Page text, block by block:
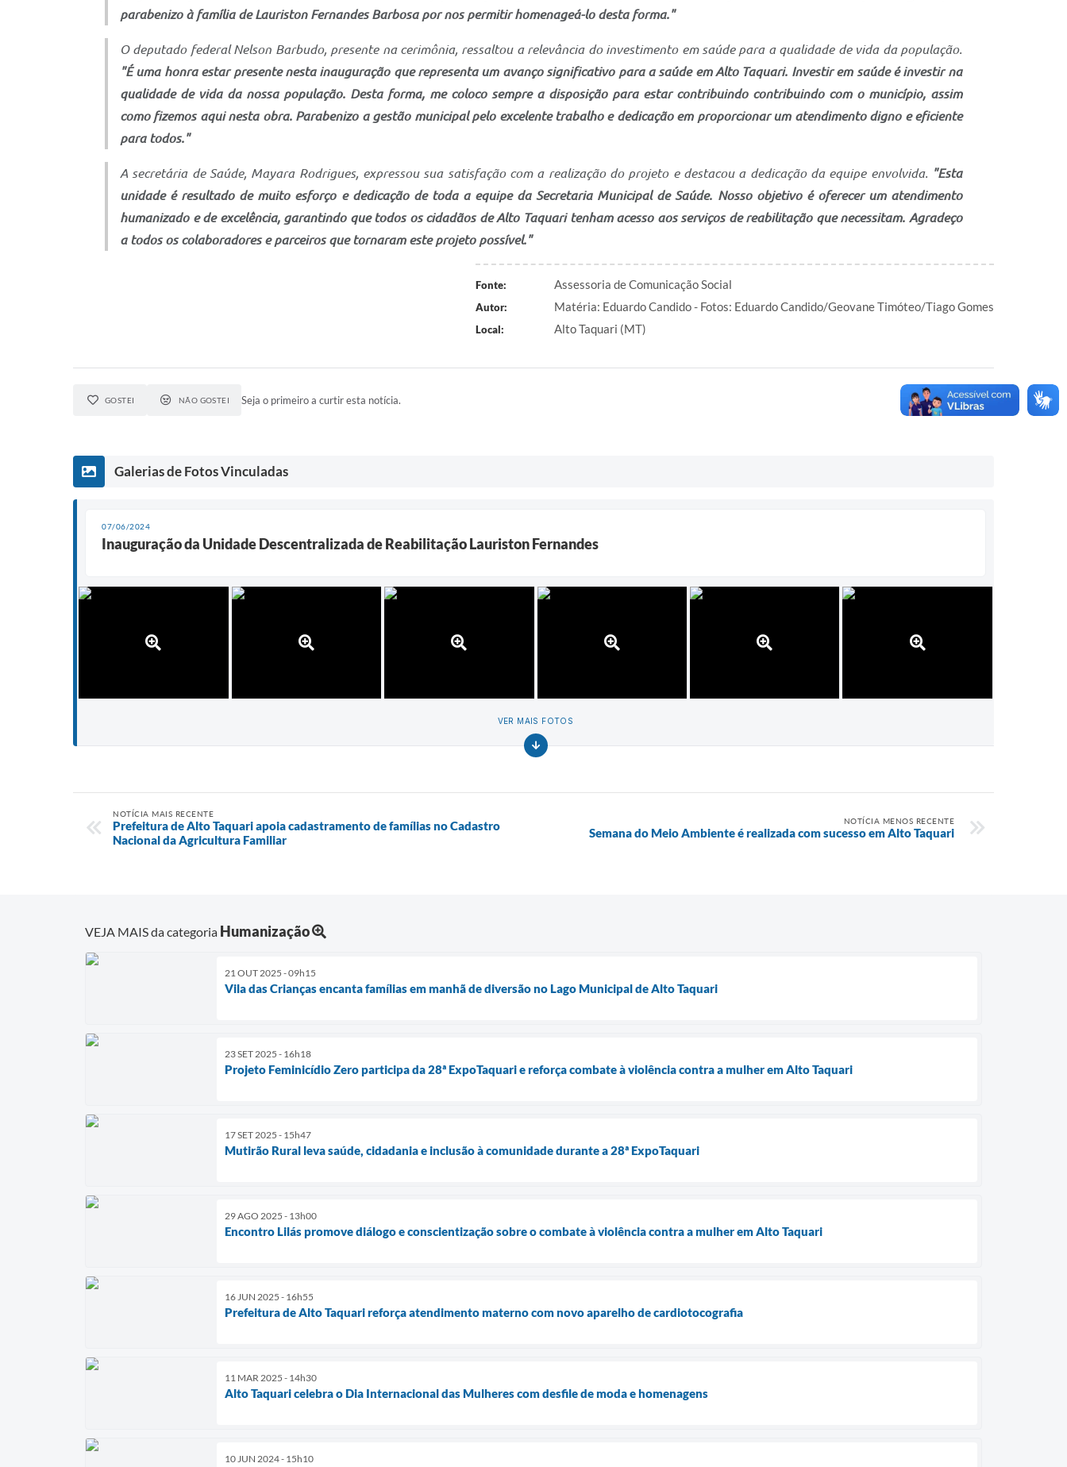
parabenizo à família de Lauriston Fernandes Barbosa por nos permitir homenageá-lo desta forma."
O deputado federal Nelson Barbudo, presente na cerimônia, ressaltou a relevância do investimento em saúde para a qualidade de vida da população.
"É uma honra estar presente nesta inauguração que representa um avanço significativo para a saúde em Alto Taquari. Investir em saúde é investir na
qualidade de vida da nossa população. Desta forma, me coloco sempre a disposição para estar contribuindo contribuindo com o município, assim
como fizemos aqui nesta obra. Parabenizo a gestão municipal pelo excelente trabalho e dedicação em proporcionar um atendimento digno e eficiente
para todos."
A secretária de Saúde, Mayara Rodrigues, expressou sua satisfação com a realização do projeto e destacou a dedicação da equipe envolvida. "Esta
unidade é resultado de muito esforço e dedicação de toda a equipe da Secretaria Municipal de Saúde. Nosso objetivo é oferecer um atendimento
humanizado e de excelência, garantindo que todos os cidadãos de Alto Taquari tenham acesso aos serviços de reabilitação que necessitam. Agradeço
a todos os colaboradores e parceiros que tornaram este projeto possível."
Fonte: Assessoria de Comunicação Social
Autor: Matéria: Eduardo Candido - Fotos: Eduardo Candido/Geovane Timóteo/Tiago Gomes
Local: Alto Taquari (MT)
GOSTEI NÃO GOSTEI Seja o primeiro a curtir esta notícia.
Galerias de Fotos Vinculadas
07/06/2024
Inauguração da Unidade Descentralizada de Reabilitação Lauriston Fernandes
VER MAIS FOTOS
NOTÍCIA MAIS RECENTE
Prefeitura de Alto Taquari apoia cadastramento de famílias no Cadastro
Nacional da Agricultura Familiar
NOTÍCIA MENOS RECENTE
Semana do Meio Ambiente é realizada com sucesso em Alto Taquari
VEJA MAIS da categoria Humanização
21 OUT 2025 - 09h15
Vila das Crianças encanta famílias em manhã de diversão no Lago Municipal de Alto Taquari
23 SET 2025 - 16h18
Projeto Feminicídio Zero participa da 28ª ExpoTaquari e reforça combate à violência contra a mulher em Alto Taquari
17 SET 2025 - 15h47
Mutirão Rural leva saúde, cidadania e inclusão à comunidade durante a 28ª ExpoTaquari
29 AGO 2025 - 13h00
Encontro Lilás promove diálogo e conscientização sobre o combate à violência contra a mulher em Alto Taquari
16 JUN 2025 - 16h55
Prefeitura de Alto Taquari reforça atendimento materno com novo aparelho de cardiotocografia
11 MAR 2025 - 14h30
Alto Taquari celebra o Dia Internacional das Mulheres com desfile de moda e homenagens
10 JUN 2024 - 15h10